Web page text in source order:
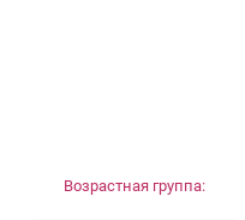
Возрастная группа: